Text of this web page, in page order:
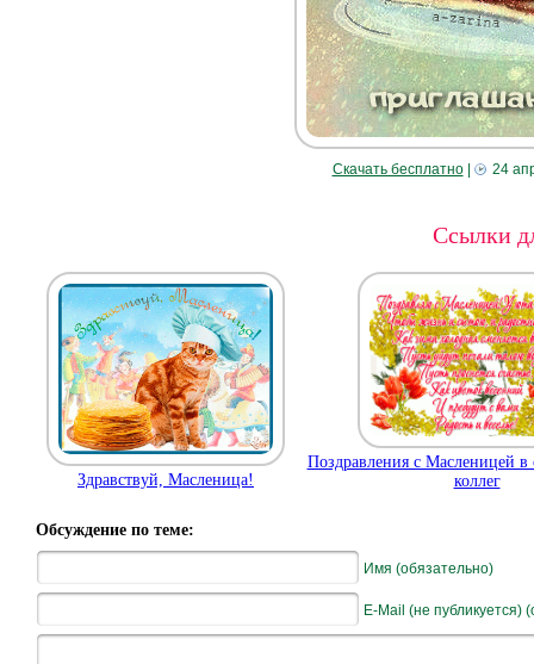
Скачать бесплатно| 24
Ссылки
Здравствуй, Масленица!
Поздравления с Масленицей в
коллег
Обсуждение по теме:
Имя (обязательно)
E-Mail (не публикуется)